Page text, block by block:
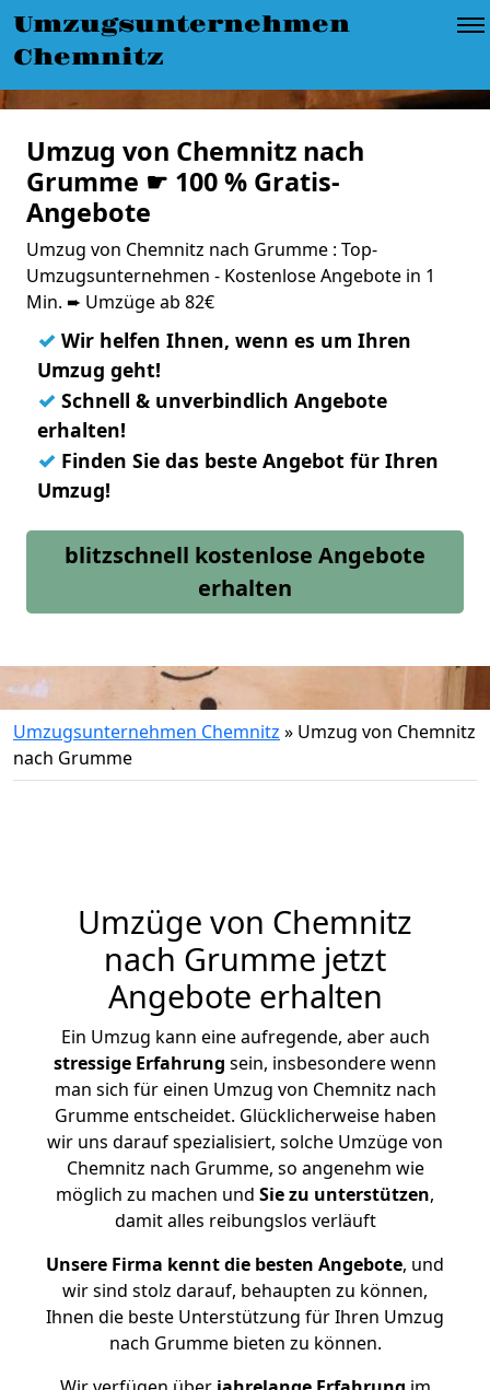
Umzugsunternehmen
Chemnitz
Umzug von Chemnitz nach
Grumme ☛ 100 % Gratis-
Angebote
Umzug von Chemnitz nach Grumme : Top-
Umzugsunternehmen - Kostenlose Angebote in 1
Min. ➨ Umzüge ab 82€
✓ Wir helfen Ihnen, wenn es um Ihren
Umzug geht!
✓ Schnell & unverbindlich Angebote
erhalten!
✓ Finden Sie das beste Angebot für Ihren
Umzug!
blitzschnell kostenlose Angebote
erhalten
Umzugsunternehmen Chemnitz » Umzug von Chemnitz
nach Grumme
Umzüge von Chemnitz
nach Grumme jetzt
Angebote erhalten
Ein Umzug kann eine aufregende, aber auch
stressige Erfahrung sein, insbesondere wenn
man sich für einen Umzug von Chemnitz nach
Grumme entscheidet. Glücklicherweise haben
wir uns darauf spezialisiert, solche Umzüge von
Chemnitz nach Grumme, so angenehm wie
möglich zu machen und Sie zu unterstützen,
damit alles reibungslos verläuft
Unsere Firma kennt die besten Angebote, und
wir sind stolz darauf, behaupten zu können,
Ihnen die beste Unterstützung für Ihren Umzug
nach Grumme bieten zu können.